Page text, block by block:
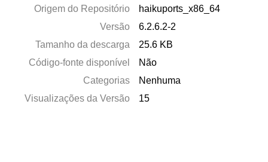
Origem do Repositório
haikuports_x86_64
Versão
6.2.6.2-2
Tamanho da descarga
25.6 KB
Código-fonte disponível
Não
Categorias
Nenhuma
Visualizações da Versão
15